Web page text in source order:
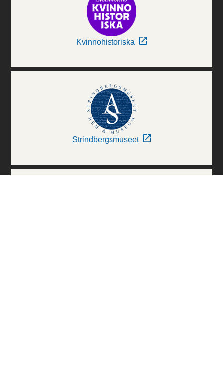
Kvinnohistoriska
Strindbergsmuseet